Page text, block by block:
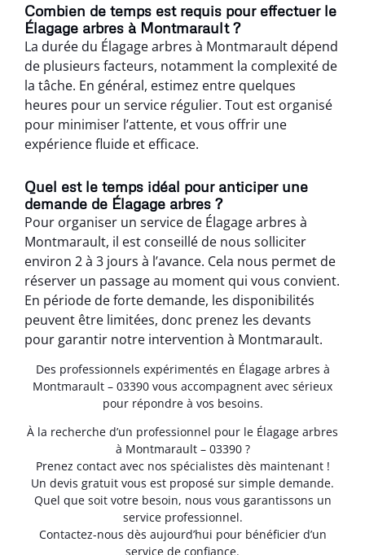
Combien de temps est requis pour effectuer le
Élagage arbres à Montmarault ?
La durée du Élagage arbres à Montmarault dépend
de plusieurs facteurs, notamment la complexité de
la tâche. En général, estimez entre quelques
heures pour un service régulier. Tout est organisé
pour minimiser l’attente, et vous offrir une
expérience fluide et efficace.
Quel est le temps idéal pour anticiper une
demande de Élagage arbres ?
Pour organiser un service de Élagage arbres à
Montmarault, il est conseillé de nous solliciter
environ 2 à 3 jours à l’avance. Cela nous permet de
réserver un passage au moment qui vous convient.
En période de forte demande, les disponibilités
peuvent être limitées, donc prenez les devants
pour garantir notre intervention à Montmarault.
Des professionnels expérimentés en Élagage arbres à
Montmarault – 03390 vous accompagnent avec sérieux
pour répondre à vos besoins.
À la recherche d’un professionnel pour le Élagage arbres
à Montmarault – 03390 ?
Prenez contact avec nos spécialistes dès maintenant !
Un devis gratuit vous est proposé sur simple demande.
Quel que soit votre besoin, nous vous garantissons un
service professionnel.
Contactez-nous dès aujourd’hui pour bénéficier d’un
service de confiance.